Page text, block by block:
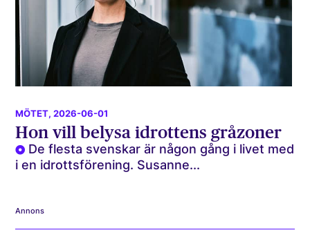
MÖTET, 2026-06-01
Hon vill belysa idrottens gråzoner
De flesta svenskar är någon gång i livet med
i en idrottsförening. Susanne...
Annons